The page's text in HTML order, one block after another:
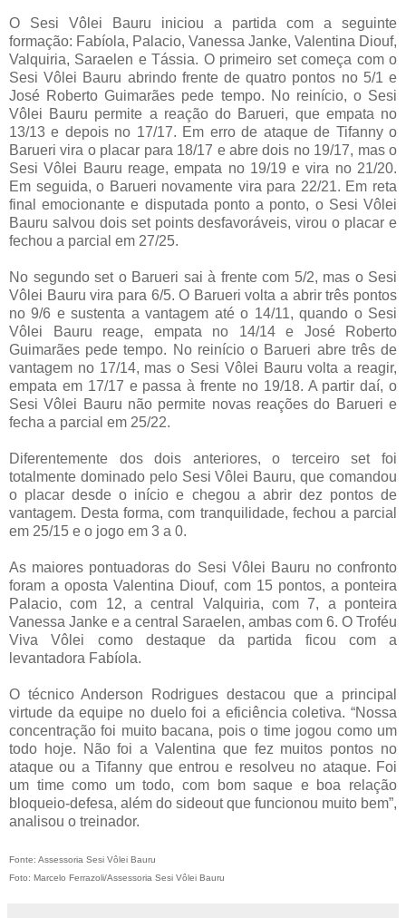
O Sesi Vôlei Bauru iniciou a partida com a seguinte
formação: Fabíola, Palacio, Vanessa Janke, Valentina Diouf,
Valquiria, Saraelen e Tássia. O primeiro set começa com o
Sesi Vôlei Bauru abrindo frente de quatro pontos no 5/1 e
José Roberto Guimarães pede tempo. No reinício, o Sesi
Vôlei Bauru permite a reação do Barueri, que empata no
13/13 e depois no 17/17. Em erro de ataque de Tifanny o
Barueri vira o placar para 18/17 e abre dois no 19/17, mas o
Sesi Vôlei Bauru reage, empata no 19/19 e vira no 21/20.
Em seguida, o Barueri novamente vira para 22/21. Em reta
final emocionante e disputada ponto a ponto, o Sesi Vôlei
Bauru salvou dois set points desfavoráveis, virou o placar e
fechou a parcial em 27/25.
No segundo set o Barueri sai à frente com 5/2, mas o Sesi
Vôlei Bauru vira para 6/5. O Barueri volta a abrir três pontos
no 9/6 e sustenta a vantagem até o 14/11, quando o Sesi
Vôlei Bauru reage, empata no 14/14 e José Roberto
Guimarães pede tempo. No reinício o Barueri abre três de
vantagem no 17/14, mas o Sesi Vôlei Bauru volta a reagir,
empata em 17/17 e passa à frente no 19/18. A partir daí, o
Sesi Vôlei Bauru não permite novas reações do Barueri e
fecha a parcial em 25/22.
Diferentemente dos dois anteriores, o terceiro set foi
totalmente dominado pelo Sesi Vôlei Bauru, que comandou
o placar desde o início e chegou a abrir dez pontos de
vantagem. Desta forma, com tranquilidade, fechou a parcial
em 25/15 e o jogo em 3 a 0.
As maiores pontuadoras do Sesi Vôlei Bauru no confronto
foram a oposta Valentina Diouf, com 15 pontos, a ponteira
Palacio, com 12, a central Valquiria, com 7, a ponteira
Vanessa Janke e a central Saraelen, ambas com 6. O Troféu
Viva Vôlei como destaque da partida ficou com a
levantadora Fabíola.
O técnico Anderson Rodrigues destacou que a principal
virtude da equipe no duelo foi a eficiência coletiva. “Nossa
concentração foi muito bacana, pois o time jogou como um
todo hoje. Não foi a Valentina que fez muitos pontos no
ataque ou a Tifanny que entrou e resolveu no ataque. Foi
um time como um todo, com bom saque e boa relação
bloqueio-defesa, além do sideout que funcionou muito bem”,
analisou o treinador.
Fonte: Assessoria Sesi Vôlei Bauru
Foto: Marcelo Ferrazoli/Assessoria Sesi Vôlei Bauru